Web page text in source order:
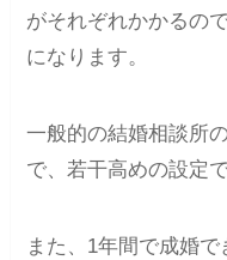
がそれぞれかかるの
になります。
一般的の結婚相談所
で、若干高めの設定で
また、1年間で成婚